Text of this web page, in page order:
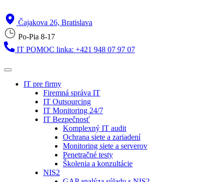
Čajakova 26, Bratislava
Po-Pia 8-17
IT POMOC linka: +421 948 07 97 07
IT pre firmy
Firemná správa IT
IT Outsourcing
IT Monitoring 24/7
IT Bezpečnosť
Komplexný IT audit
Ochrana siete a zariadení
Monitoring siete a serverov
Penetračné testy
Školenia a konzultácie
NIS2